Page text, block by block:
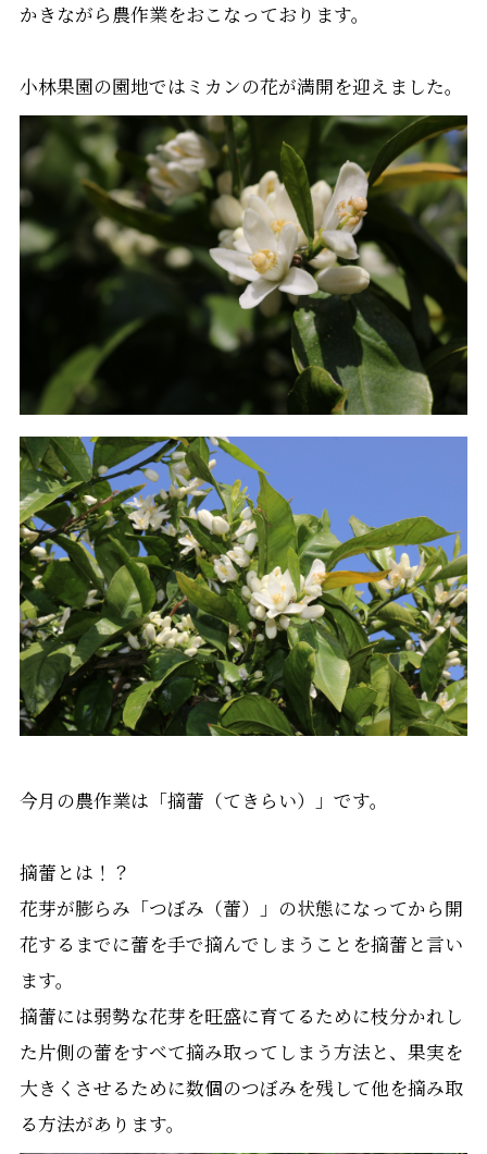
かきながら農作業をおこなっております。
小林果園の園地ではミカンの花が満開を迎えました。
今月の農作業は「摘蕾（てきらい）」です。
摘蕾とは！？
花芽が膨らみ「つぼみ（蕾）」の状態になってから開
花するまでに蕾を手で摘んでしまうことを摘蕾と言い
ます。
摘蕾には弱勢な花芽を旺盛に育てるために枝分かれし
た片側の蕾をすべて摘み取ってしまう方法と、果実を
大きくさせるために数個のつぼみを残して他を摘み取
る方法があります。